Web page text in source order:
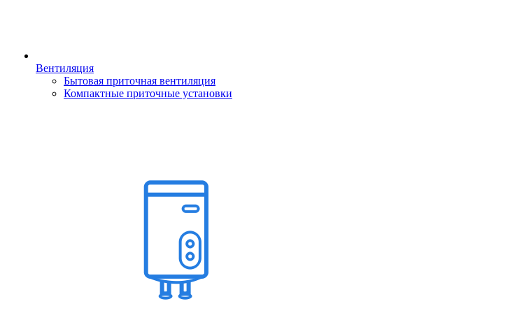
Вентиляция
Бытовая приточная вентиляция
Компактные приточные установки